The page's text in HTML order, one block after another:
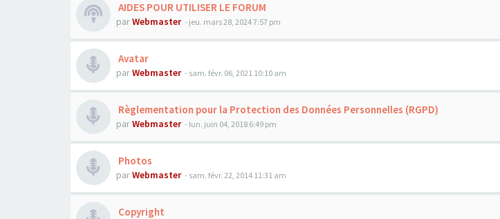
AIDES POUR UTILISER LE FORUM
parWebmaster - jeu. mars 28, 2024 7:57 pm
Avatar
parWebmaster - sam. févr. 06, 2021 10:10 am
Règlementation pour la Protection des Données Personnelles (RGPD)
parWebmaster - lun. juin 04, 2018 6:49 pm
Photos
parWebmaster - sam. févr. 22, 2014 11:31 am
Copyright